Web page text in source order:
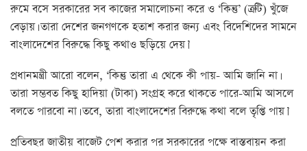
রুমে বসে সরকারের সব কাজের সমালোচনা করে ও ‘কিন্তু’ (ত্রুটি) খুঁজে
বেড়ায়। তারা দেশের জনগণকে হতাশ করার জন্য এবং বিদেশিদের সামনে
বাংলাদেশের বিরুদ্ধে কিছু কথাও ছড়িয়ে দেয়।’
প্রধানমন্ত্রী আরো বলেন, ‘কিন্তু তারা এ থেকে কী পায়- আমি জানি না।
তারা সম্ভবত কিছু হাদিয়া (টাকা) সংগ্রহ করে থাকতে পারে-আমি আসলে
বলতে পারবো না। তবে, তারা বাংলাদেশের বিরুদ্ধে কথা বলে তৃপ্তি পায়।’
প্রতিবছর জাতীয় বাজেট পেশ করার পর সরকারের পক্ষে বাস্তবায়ন করা